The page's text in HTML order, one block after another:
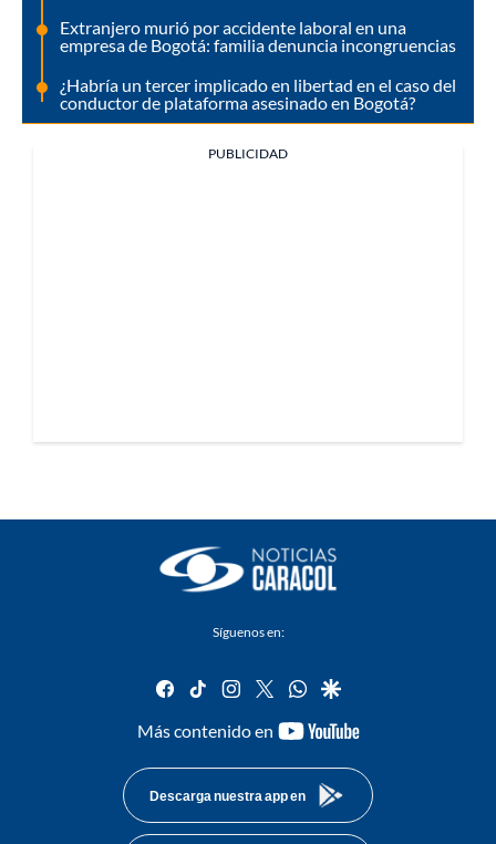
Extranjero murió por accidente laboral en una
empresa de Bogotá: familia denuncia incongruencias
¿Habría un tercer implicado en libertad en el caso del
conductor de plataforma asesinado en Bogotá?
PUBLICIDAD
Síguenos en:
facebook
tiktok instagram
twitterwhatsapp
google
Más contenido en
youtube-
Descarga nuestra app en